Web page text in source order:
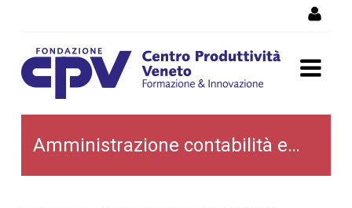
Amministrazione,
contabilità e bilancio
Amministrazione contabilità e bilancio